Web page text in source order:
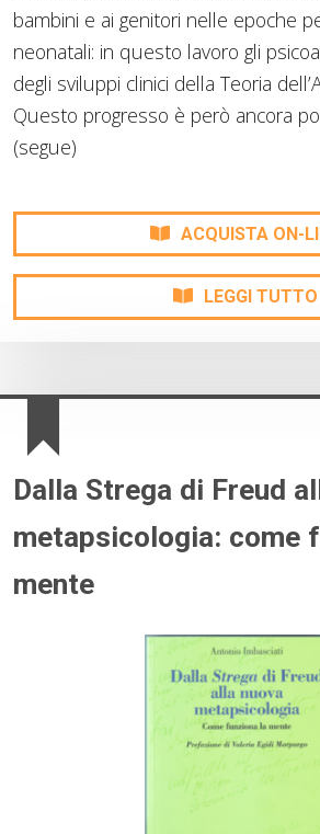
bambini e ai genitori nelle epoche
neonatali: in questo lavoro gli
degli sviluppi clinici della Teoria
Questo progresso è però ancora
(segue)
ACQUISTA ON-
LEGGI TUTTO
Dalla Strega di Freud
metapsicologia: come
mente